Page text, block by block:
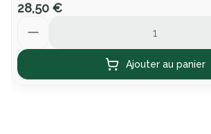
28,50 €
Ajouter au panier